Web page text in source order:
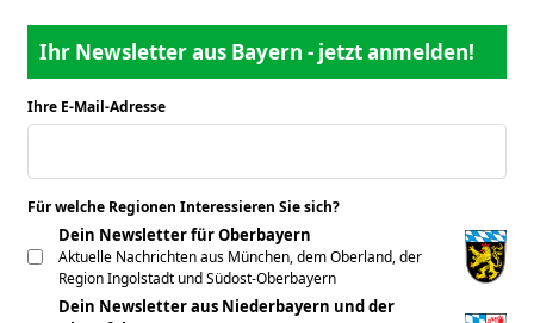
Ihr Newsletter aus Bayern - jetzt anmelden!
Ihre E-Mail-Adresse
Für welche Regionen Interessieren Sie sich?
Dein Newsletter für Oberbayern
Aktuelle Nachrichten aus München, dem Oberland, der
Region Ingolstadt und Südost-Oberbayern
Dein Newsletter aus Niederbayern und der